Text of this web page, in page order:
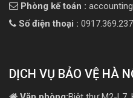
Phòng kế toán :
Số điện thoại : 0917.369.237
DỊCH VỤ BẢO VỆ HÀ